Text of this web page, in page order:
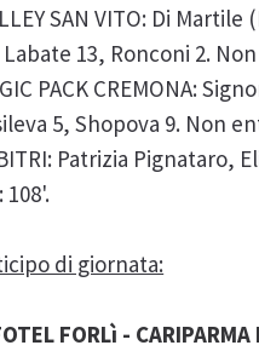
SAN VITO: Di
Labate 13, Ronconi 2.
PACK CREMONA:
5, Shopova 9. Non
Patrizia Pignataro,
di giornata:
FORLì -